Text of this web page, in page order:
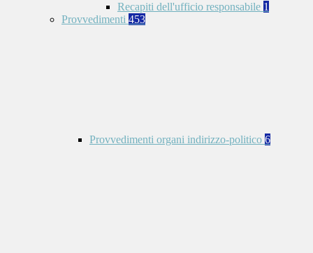
Recapiti dell'ufficio responsabile 1
Provvedimenti 453
Provvedimenti organi indirizzo-politico 6